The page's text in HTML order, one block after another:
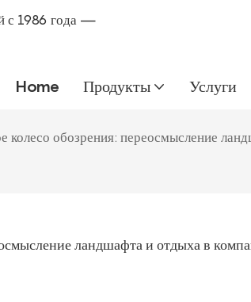
с 1986 года —
Home Продукты Услуги
обозрения: переосмысление
ландшафта и отдыха в